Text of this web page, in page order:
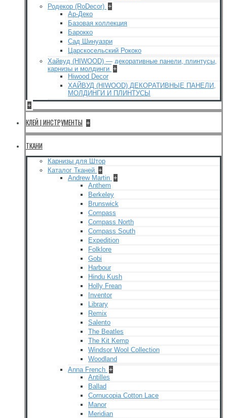
Родекор (RoDecor) +
Ар-Деко
Базовая коллекция
Барокко
Сад Шинуазри
Царскосельский Рококо
Хайвуд (HIWOOD) — декоративные панели, плинтусы,
карнизы и молдинги +
Hiwood Decor
ХАЙВУД (HIWOOD) ДЕКОРАТИВНЫЕ ПАНЕЛИ,
МОЛДИНГИ И ПЛИНТУСЫ
+
КЛЕЙ | ИНСТРУМЕНТЫ +
ТКАНИ
Карнизы для Штор
Каталог Тканей +
Andrew Martin +
Anthem
Berkeley
Brunswick
Compass
Compass North
Compass South
Expedition
Folklore
Gobi
Harbour
Hindu Kush
Holly Frean
Inventor
Library
Remix
Salento
The Beatles
The Kit Kemp
Windsor Wool Collection
Woodland
Anna French +
Antilles
Ballad
Cornucopia Cotton Lace
Manor
Meridian